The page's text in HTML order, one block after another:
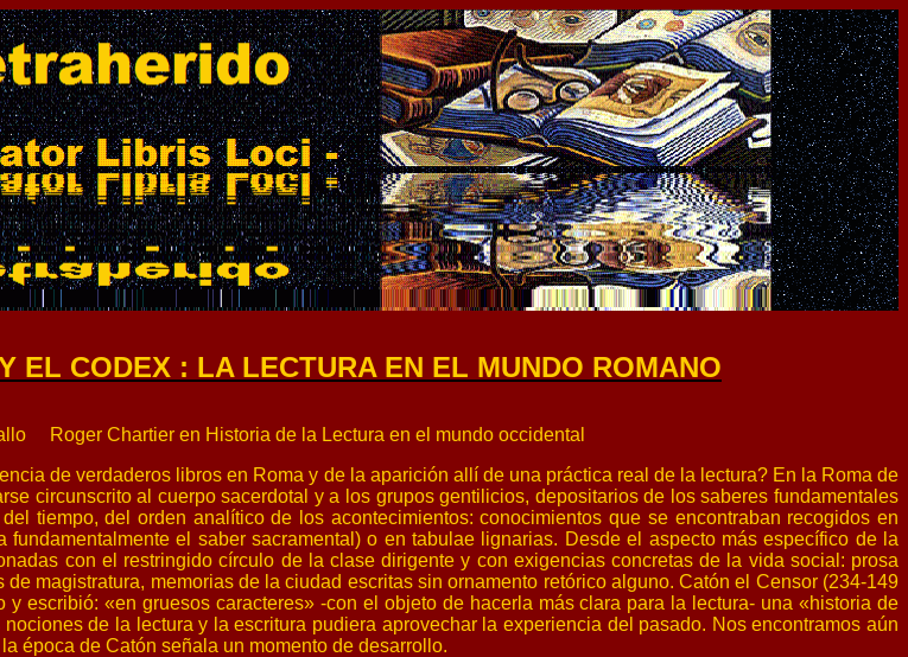
EL CODEX : LA LECTURA EN EL MUNDO ROMANO
Roger Chartier en Historia de la Lectura en el mundo occidental
de verdaderos libros en Roma y de la aparición allí de una práctica real de la lectura? En la Roma de
circunscrito al cuerpo sacerdotal y a los grupos gentilicios, depositarios de los saberes fundamentales
tiempo, del orden analítico de los acontecimientos: conocimientos que se encontraban recogidos en
el saber sacramental) o en tabulae lignarias. Desde el aspecto más específico de la
con el restringido círculo de la clase dirigente y con exigencias concretas de la vida social: prosa
magistratura, memorias de la ciudad escritas sin ornamento retórico alguno. Catón el Censor (234-149
escribió: «en gruesos caracteres» -con el objeto de hacerla más clara para la lectura- una «historia de
de la lectura y la escritura pudiera aprovechar la experiencia del pasado. Nos encontramos aún
época de Catón señala un momento de desarrollo.